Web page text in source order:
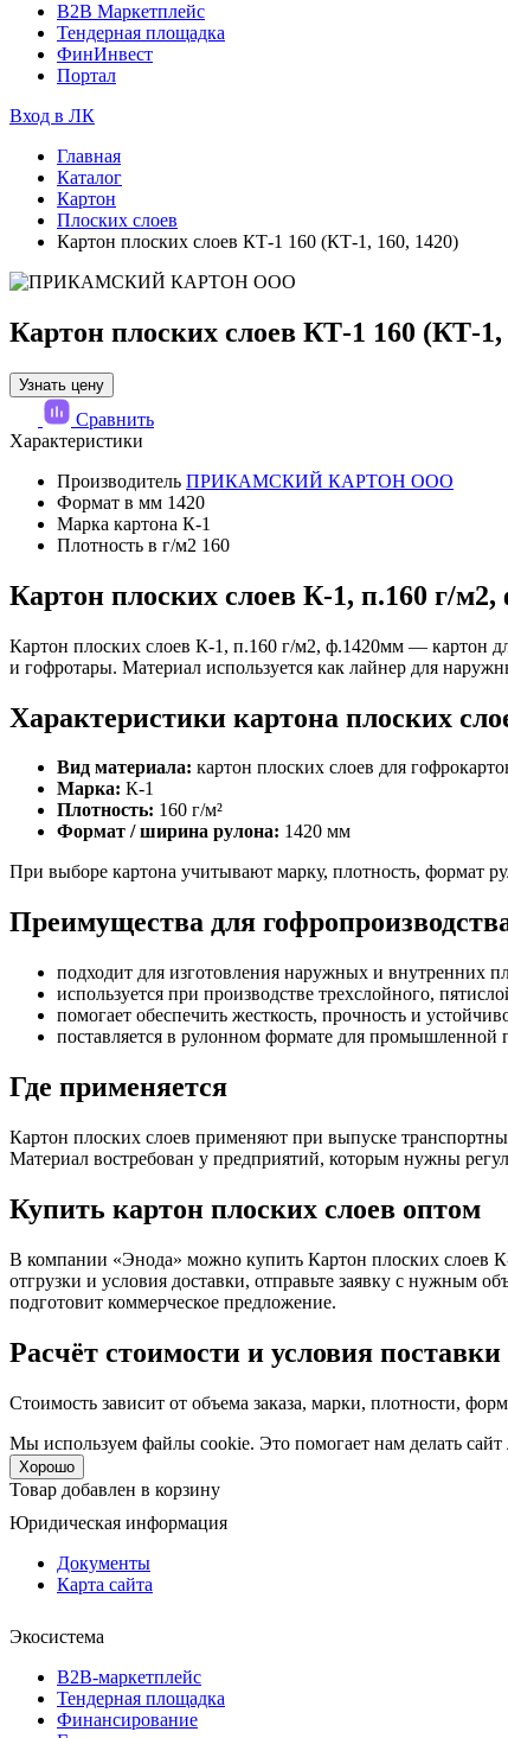
B2B Маркетплейс
Тендерная площадка
ФинИнвест
Портал
Вход в ЛК
Главная
Каталог
Картон
Плоских слоев
Картон плоских слоев КТ-1 160 (КТ-1, 160, 1420)
Картон плоских слоев КТ-1 160 (КТ-1,
Узнать цену
Сравнить
Характеристики
Производитель ПРИКАМСКИЙ КАРТОН ООО
Формат в мм 1420
Марка картона К-1
Плотность в г/м2 160
Картон плоских слоев К-1, п.160 г/
Картон плоских слоев К-1, п.160 г/м2, ф.1420мм — картон
и гофротары. Материал используется как лайнер для
Характеристики картона плоских
Вид материала: картон плоских слоев для
Марка: К-1
Плотность: 160 г/м²
Формат / ширина рулона: 1420 мм
При выборе картона учитывают марку, плотность, формат
Преимущества для
подходит для изготовления наружных и внутренних
используется при производстве трехслойного,
помогает обеспечить жесткость, прочность и
поставляется в рулонном формате для промышленной
Где применяется
Картон плоских слоев применяют при выпуске
Материал востребован у предприятий, которым нужны
Купить картон плоских слоев оптом
В компании «Энода» можно купить Картон плоских слоев
отгрузки и условия доставки, отправьте заявку с нужным
подготовит коммерческое предложение.
Расчёт стоимости и условия поставки
Стоимость зависит от объема заказа, марки, плотности,
Мы используем файлы cookie. Это помогает нам делать сайт
Хорошо
Товар добавлен в корзину
Юридическая информация
Документы
Карта сайта
Экосистема
B2B‑маркетплейс
Тендерная площадка
Финансирование